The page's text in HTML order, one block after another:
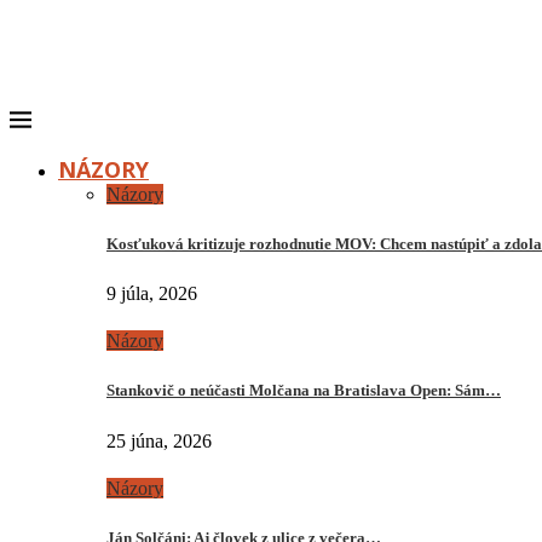
NÁZORY
Názory
Kosťuková kritizuje rozhodnutie MOV: Chcem nastúpiť a
9 júla, 2026
Názory
Stankovič o neúčasti Molčana na Bratislava Open: Sám…
25 júna, 2026
Názory
Ján Solčáni: Aj človek z ulice z večera…